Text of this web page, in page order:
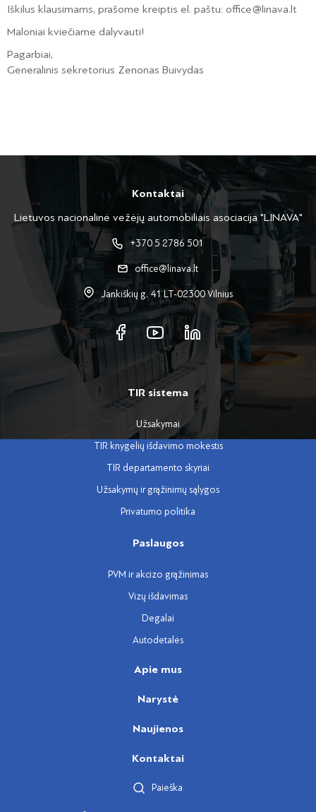
Iškilus klausimams, prašome kreiptis el. paštu: office@linava.lt
Maloniai kviečiame dalyvauti!
Pagarbiai,
Generalinis sekretorius Zenonas Buivydas
Kontaktai
Lietuvos nacionalinė vežėjų automobiliais asociacija "LINAVA"
+370 5 2786 501
office@linava.lt
Jankiškių g. 41 LT-02300 Vilnius
TIR sistema
Užsakymai
TIR knygelių išdavimo mokestis
TIR departamento skyriai
Užsakymų ir grąžinimų sąlygos
Privatumo politika
Paslaugos
PVM ir akcizo grąžinimas
Vizų išdavimas
Degalai
Autodetalės
Apie mus
Narystė
Naujienos
Kontaktai
Paieška